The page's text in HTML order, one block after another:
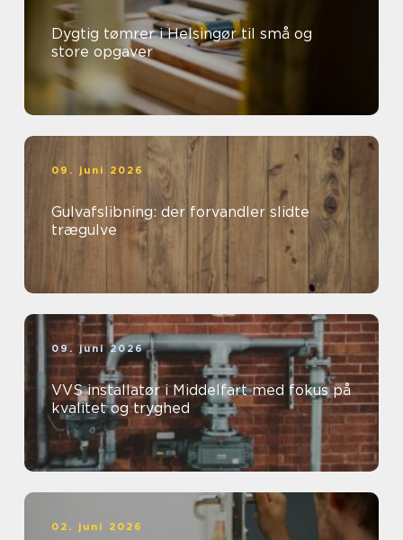
Dygtig tømrer i Helsingør til små og
store opgaver
09. juni 2026
Gulvafslibning: der forvandler slidte
trægulve
09. juni 2026
VVS installatør i Middelfart med fokus på
kvalitet og tryghed
02. juni 2026